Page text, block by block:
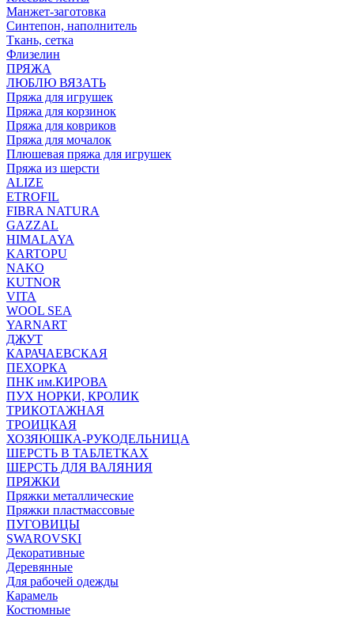
Манжет-заготовка
Синтепон, наполнитель
Ткань, сетка
Флизелин
ПРЯЖА
ЛЮБЛЮ ВЯЗАТЬ
Пряжа для игрушек
Пряжа для корзинок
Пряжа для ковриков
Пряжа для мочалок
Плюшевая пряжа для игрушек
Пряжа из шерсти
ALIZE
ETROFIL
FIBRA NATURA
GAZZAL
HIMALAYA
KARTOPU
NAKO
KUTNOR
VITA
WOOL SEA
YARNART
ДЖУТ
КАРАЧАЕВСКАЯ
ПЕХОРКА
ПНК им.КИРОВА
ПУХ НОРКИ, КРОЛИК
ТРИКОТАЖНАЯ
ТРОИЦКАЯ
ХОЗЯЮШКА-РУКОДЕЛЬНИЦА
ШЕРСТЬ В ТАБЛЕТКАХ
ШЕРСТЬ ДЛЯ ВАЛЯНИЯ
ПРЯЖКИ
Пряжки металлические
Пряжки пластмассовые
ПУГОВИЦЫ
SWAROVSKI
Декоративные
Деревянные
Для рабочей одежды
Карамель
Костюмные